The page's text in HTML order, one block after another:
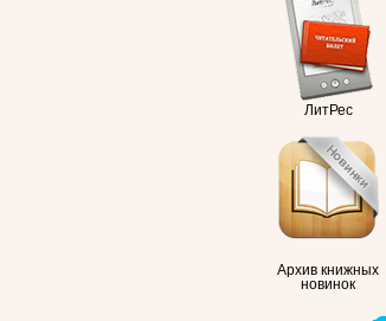
ЛитРес
Архив книжных
новинок